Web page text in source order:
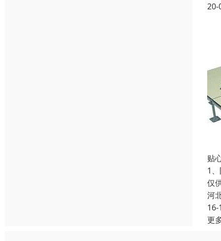
20-
贴
1
仅
河
16-
更